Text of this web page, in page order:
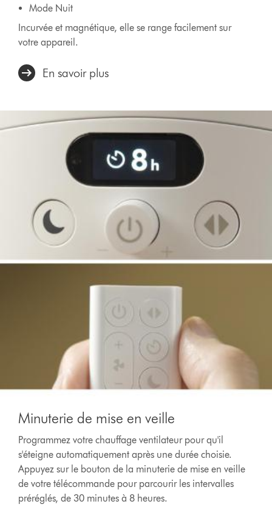
Mode Nuit
Incurvée et magnétique, elle se range facilement sur
votre appareil.
En savoir plus
Minuterie de mise en veille
Programmez votre chauffage ventilateur pour qu'il
s'éteigne automatiquement après une durée choisie.
Appuyez sur le bouton de la minuterie de mise en veille
de votre télécommande pour parcourir les intervalles
préréglés, de 30 minutes à 8 heures.